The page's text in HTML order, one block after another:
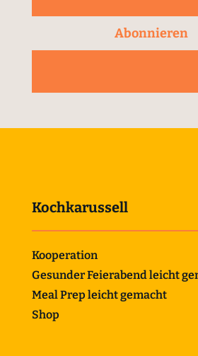
Abonnieren
Kochkarussell
Kooperation
Gesunder Feierabend leicht
Meal Prep leicht gemacht
Shop